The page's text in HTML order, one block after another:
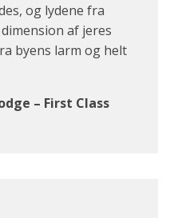
og lydene fra
af jeres
byens larm og helt
– First Class